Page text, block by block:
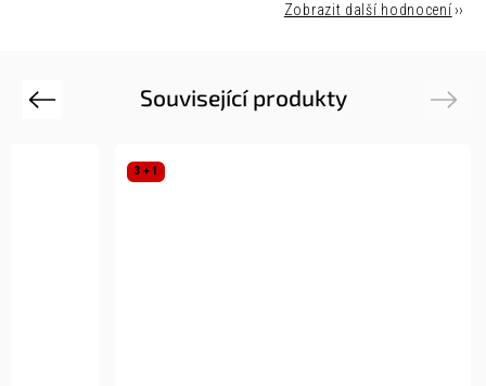
Zobrazit další hodnocení
Související produkty
Previous
3 + 1
Next